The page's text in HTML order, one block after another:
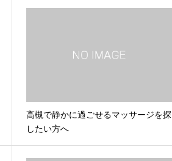
高槻で静かに過ごせるマッサージを探
したい方へ